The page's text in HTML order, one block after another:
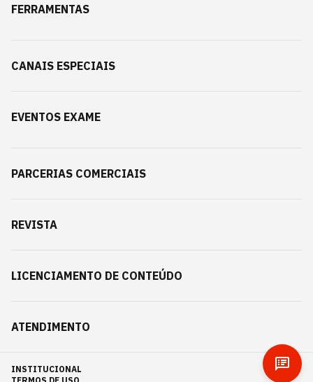
FERRAMENTAS
CANAIS ESPECIAIS
EVENTOS EXAME
PARCERIAS COMERCIAIS
REVISTA
LICENCIAMENTO DE CONTEÚDO
ATENDIMENTO
INSTITUCIONAL